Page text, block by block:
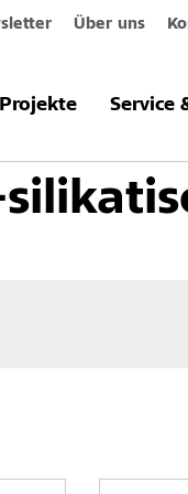
Über uns
Projekte Service
Innenbeschichtungen